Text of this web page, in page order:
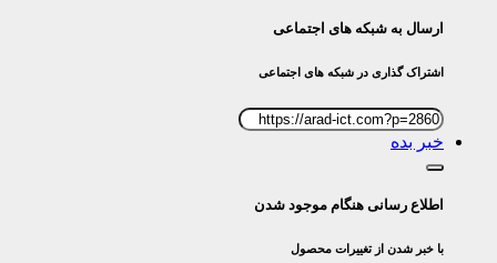
ارسال به شبکه های اجتماعی
اشتراک گذاری در شبکه های اجتماعی
خبر بده
اطلاع رسانی هنگام موجود شدن
با خبر شدن از تغییرات محصول